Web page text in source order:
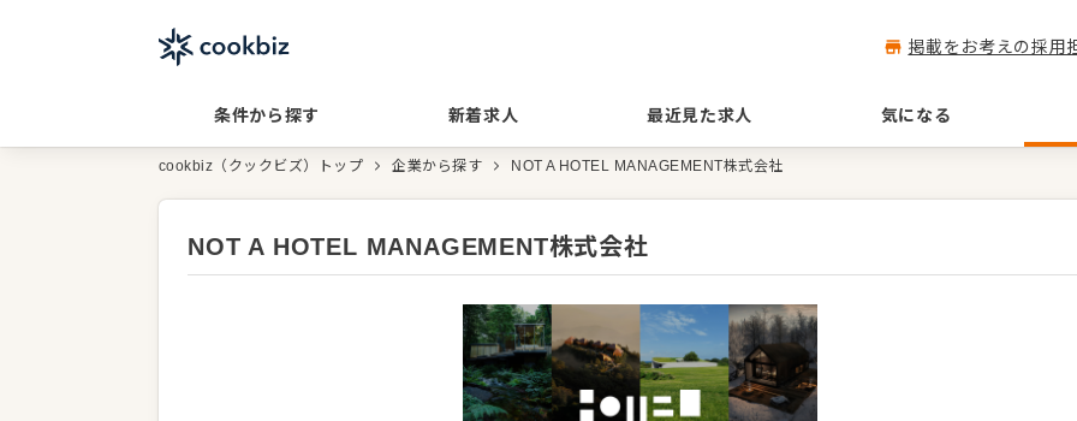
掲載をお考えの採用
条件から探す 新着求人 最近見た求人 気になる
cookbiz（クックビズ）トップ 企業から探す NOT A HOTEL MANAGEMENT株式会社
NOT A HOTEL MANAGEMENT株式会社